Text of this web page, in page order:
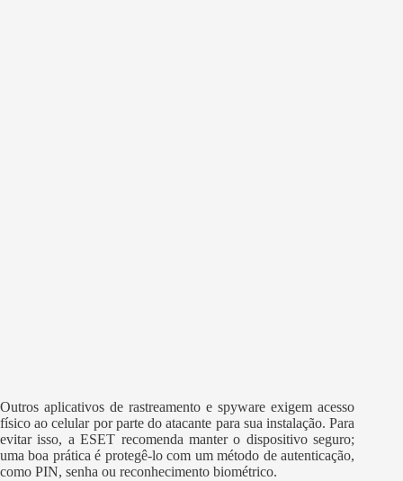
Outros aplicativos de rastreamento e spyware exigem acesso
físico ao celular por parte do atacante para sua instalação. Para
evitar isso, a ESET recomenda manter o dispositivo seguro;
uma boa prática é protegê-lo com um método de autenticação,
como PIN, senha ou reconhecimento biométrico.